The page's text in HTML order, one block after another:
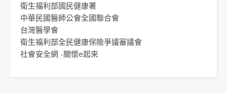
衛生福利部國民健康署
中華民國醫師公會全國聯合會
台灣醫學會
衛生福利部全民健康保險爭議審議會
社會安全網 -關懷e起來